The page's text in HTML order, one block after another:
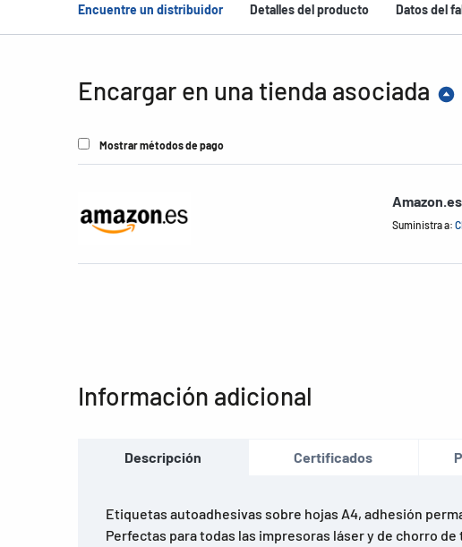
Encuentre un distribuidor Detalles del producto Datos del
Encargar en una tienda asociada
Mostrar métodos de pago
Suministra a:
Información adicional
Descripción Certificados
Etiquetas autoadhesivas sobre hojas A4, adhesión
Perfectas para todas las impresoras láser y de chorro de